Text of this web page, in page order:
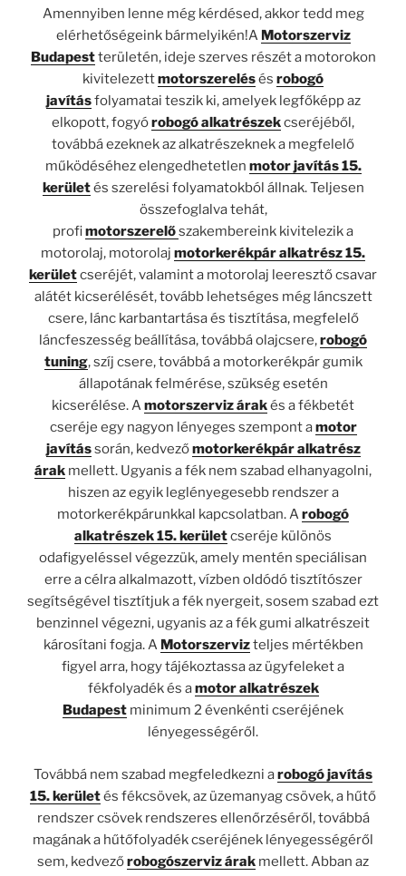
Amennyiben lenne még kérdésed, akkor tedd meg
elérhetőségeink bármelyikén!A Motorszerviz
Budapestterületén, ideje szerves részét a motorokon
kivitelezettmotorszerelésés robogó
javításfolyamatai teszik ki, amelyek legfőképp az
elkopott, fogyórobogó alkatrészekcseréjéből,
továbbá ezeknek az alkatrészeknek a megfelelő
működéséhez elengedhetetlen motor javítás 15.
kerületés szerelési folyamatokból állnak. Teljesen
összefoglalva tehát,
profimotorszerelőszakembereink kivitelezik a
motorolaj, motorolaj motorkerékpár alkatrész 15.
kerületcseréjét, valamint a motorolaj leeresztő csavar
alátét kicserélését, tovább lehetséges még láncszett
csere, lánc karbantartása és tisztítása, megfelelő
láncfeszesség beállítása, továbbá olajcsere,robogó
tuning, szíj csere, továbbá a motorkerékpár gumik
állapotának felmérése, szükség esetén
kicserélése. Amotorszerviz árakés a fékbetét
cseréje egy nagyon lényeges szempont amotor
javítássorán, kedvezőmotorkerékpár alkatrész
árak mellett. Ugyanis a fék nem szabad elhanyagolni,
hiszen az egyik leglényegesebb rendszer a
motorkerékpárunkkal kapcsolatban. Arobogó
alkatrészek 15. kerületcseréje különös
odafigyeléssel végezzük, amely mentén speciálisan
erre a célra alkalmazott, vízben oldódó tisztítószer
segítségével tisztítjuk a fék nyergeit, sosem szabad ezt
benzinnel végezni, ugyanis az a fék gumi alkatrészeit
károsítani fogja. A Motorszervizteljes mértékben
figyel arra, hogy tájékoztassa az ügyfeleket a
fékfolyadék és amotor alkatrészek
Budapest minimum 2 évenkénti cseréjének
lényegességéről.
Továbbá nem szabad megfeledkezni arobogó javítás
15. kerületés fékcsövek, az üzemanyag csövek, a hűtő
rendszer csövek rendszeres ellenőrzéséről, továbbá
magának a hűtőfolyadék cseréjének lényegességéről
sem, kedvezőrobogószerviz árak mellett. Abban az